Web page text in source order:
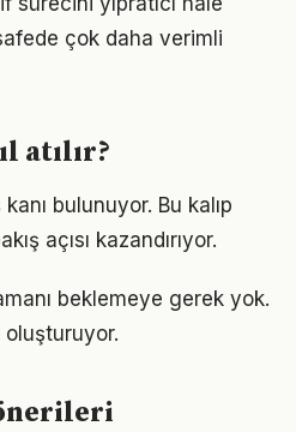
çok daha verimli
atılır?
bulunuyor. Bu kalıp
açısı kazandırıyor.
beklemeye gerek yok.